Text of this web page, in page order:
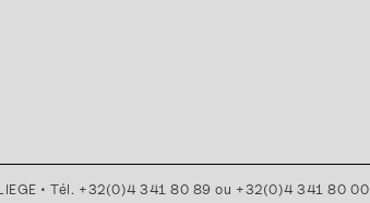
• Tél. +32(0)4 341 80 89 ou +32(0)4 341 80 00